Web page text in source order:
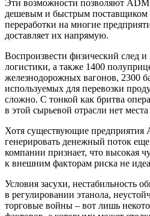
Эти возможности позволяют
дешевым и быстрым поставщиком
переработки на многие
доставляет их напрямую.
Воспроизвести физический след
логистики, а также 1400
железнодорожных вагонов, 2300
используемых для перевозки
сложно. С тонкой как бритва
в этой сырьевой отрасли нет
Хотя существующие предприятия
генерировать денежный поток
компании признает, что высокая
к внешним факторам риска не
Условия засухи, нестабильность
в регулировании этанола,
торговые войны – вот лишь